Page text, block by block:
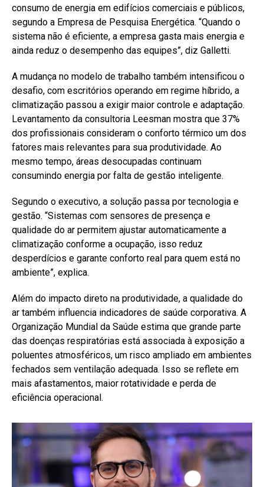
consumo de energia em edifícios comerciais e públicos,
segundo a Empresa de Pesquisa Energética. “Quando o
sistema não é eficiente, a empresa gasta mais energia e
ainda reduz o desempenho das equipes”, diz Galletti.
A mudança no modelo de trabalho também intensificou o
desafio, com escritórios operando em regime híbrido, a
climatização passou a exigir maior controle e adaptação.
Levantamento da consultoria Leesman mostra que 37%
dos profissionais consideram o conforto térmico um dos
fatores mais relevantes para sua produtividade. Ao
mesmo tempo, áreas desocupadas continuam
consumindo energia por falta de gestão inteligente.
Segundo o executivo, a solução passa por tecnologia e
gestão. “Sistemas com sensores de presença e
qualidade do ar permitem ajustar automaticamente a
climatização conforme a ocupação, isso reduz
desperdícios e garante conforto real para quem está no
ambiente”, explica.
Além do impacto direto na produtividade, a qualidade do
ar também influencia indicadores de saúde corporativa. A
Organização Mundial da Saúde estima que grande parte
das doenças respiratórias está associada à exposição a
poluentes atmosféricos, um risco ampliado em ambientes
fechados sem ventilação adequada. Isso se reflete em
mais afastamentos, maior rotatividade e perda de
eficiência operacional.